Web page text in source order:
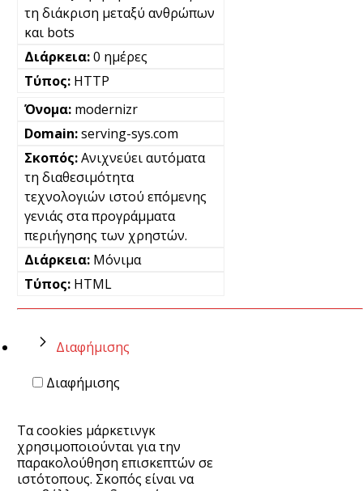
τη διάκριση μεταξύ ανθρώπων
και bots
0 ημέρες
HTTP
modernizr
serving-sys.com
Ανιχνεύει αυτόματα
τη διαθεσιμότητα
τεχνολογιών ιστού επόμενης
γενιάς στα προγράμματα
περιήγησης των χρηστών.
Μόνιμα
HTML
Διαφήμισης
Διαφήμισης
Τα cookies μάρκετινγκ
χρησιμοποιούνται για την
παρακολούθηση επισκεπτών σε
ιστότοπους. Σκοπός είναι να